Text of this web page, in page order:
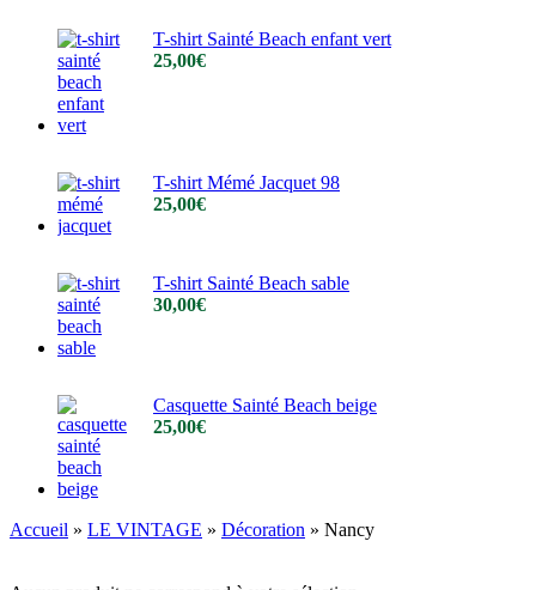
T-shirt Sainté Beach enfant vert
25,00€
T-shirt Mémé Jacquet 98
25,00€
T-shirt Sainté Beach sable
30,00€
Casquette Sainté Beach beige
25,00€
Accueil » LE VINTAGE » Décoration » Nancy